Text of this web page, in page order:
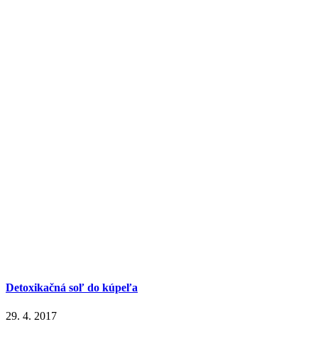
Detoxikačná soľ do kúpeľa
29. 4. 2017